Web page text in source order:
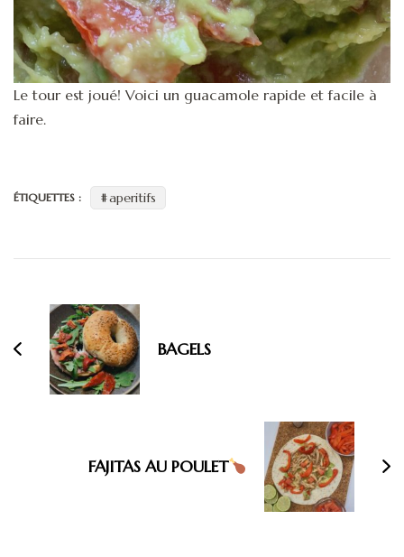
Le tour est joué! Voici un guacamole rapide et facile à
faire.
ÉTIQUETTES : aperitifs
d'article
BAGELS
FAJITAS AU POULET